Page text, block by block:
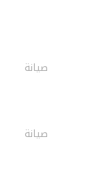
صيانة
صيانة